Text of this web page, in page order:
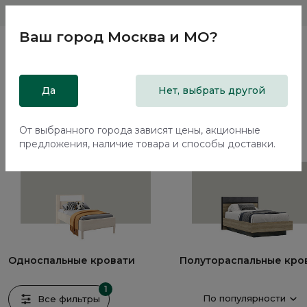
Главная Кровати
390 предметов
Односпальные кровати Полутораспальные
1
Все фильтры По популярности
Ваш город Москва и МО?
Да Нет, выбрать другой
От выбранного города зависят цены, акционные
предложения, наличие товара и способы доставки.